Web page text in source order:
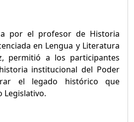
por el profesor de Historia
en Lengua y Literatura
permitió a los participantes
institucional del Poder
el legado histórico que
Legislativo.